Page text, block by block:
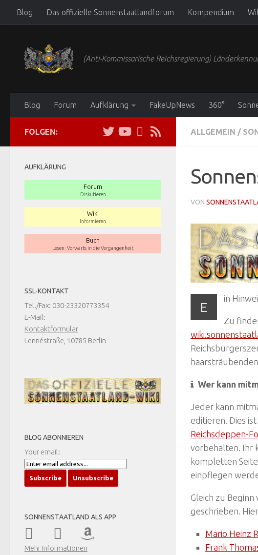
Zum Inhalt springen
Blog Das offizielle Sonnenstaatlandforum Kompendium
(Anti-Kommissarische Reichsregierung)
Blog Forum Aufklärung FakeUpNews 360°
ALLGEMEIN /
VON
E
in
Zu
Wer kann
Jeder kann
editieren. Dies
Reichsdeppen-
vorbehalten. Ihr
kompletten
einpflegen
Gleich zu
geschrieben.
Mario Heinz
Frank
FOLGEN:
AUFKLÄRUNG
Forum
Diskutieren
Wiki
Informieren
Buch
Lesen: Vorwärts in die Vergangenheit
SSL-KONTAKT
Tel./Fax: 030-23320773354
E-Mail:
Kontaktformular
Lennéstraße, 10785 Berlin
BLOG ABONNIEREN
Your email:
SONNENSTAATLAND ALS APP
Mehr Informationen